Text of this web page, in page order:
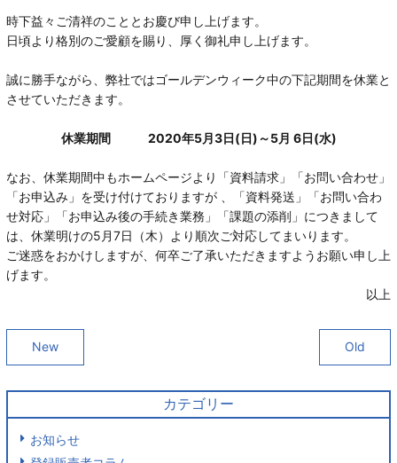
時下益々ご清祥のこととお慶び申し上げます。
日頃より格別のご愛顧を賜り、厚く御礼申し上げます。
誠に勝手ながら、弊社ではゴールデンウィーク中の下記期間を休業と
させていただきます。
休業期間 2020年5月3日(日)～5月 6日(水)
なお、休業期間中もホームページより「資料請求」「お問い合わせ」
「お申込み」を受け付けておりますが 、「資料発送」「お問い合わ
せ対応」「お申込み後の手続き業務」「課題の添削」につきまして
は、休業明けの5月7日（木）より順次ご対応してまいります。
ご迷惑をおかけしますが、何卒ご了承いただきますようお願い申し上
げます。
以上
New Old
カテゴリー
お知らせ